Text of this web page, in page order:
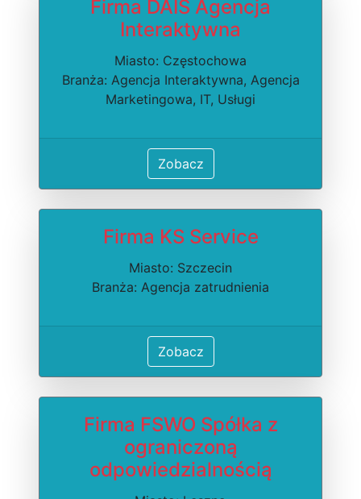
Firma DAIS Agencja
Interaktywna
Miasto: Częstochowa
Branża: Agencja Interaktywna, Agencja
Marketingowa, IT, Usługi
Zobacz
Firma KS Service
Miasto: Szczecin
Branża: Agencja zatrudnienia
Zobacz
Firma FSWO Spółka z
ograniczoną
odpowiedzialnością